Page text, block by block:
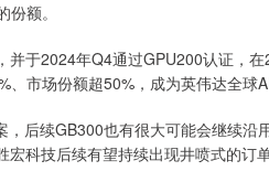
额。
于2024年Q4通过GPU200认证，
市场份额超50%，成为英伟达全球
后续GB300也有很大可能会继续沿
科技后续有望持续出现井喷式的订单